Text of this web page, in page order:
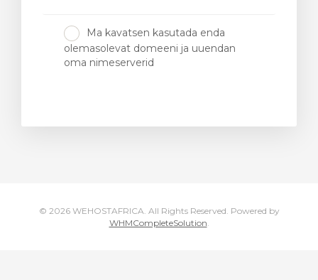
Ma kavatsen kasutada enda
olemasolevat domeeni ja uuendan
oma nimeserverid
© 2026 WEHOSTAFRICA. All Rights Reserved. Powered by
WHMCompleteSolution